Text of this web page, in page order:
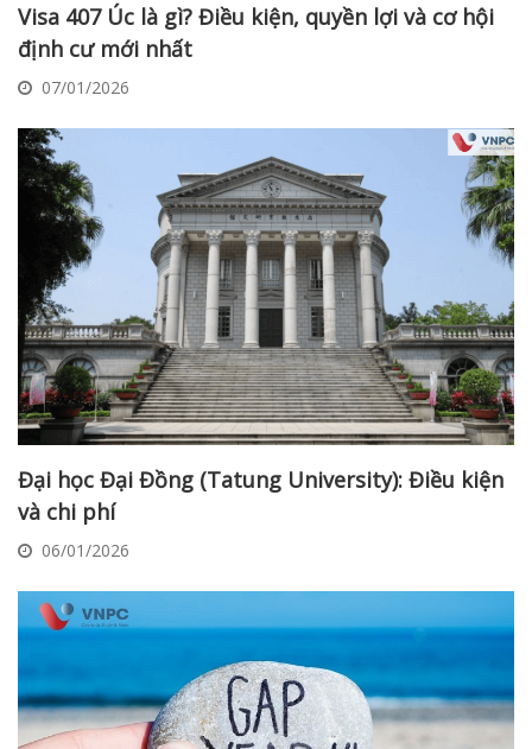
Visa 407 Úc là gì? Điều kiện, quyền lợi và cơ hội
định cư mới nhất
07/01/2026
Đại học Đại Đồng (Tatung University): Điều kiện
và chi phí
06/01/2026